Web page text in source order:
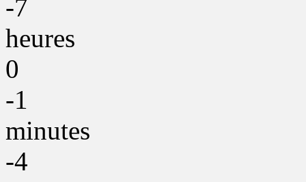
-7
heures
0
-1
minutes
-4